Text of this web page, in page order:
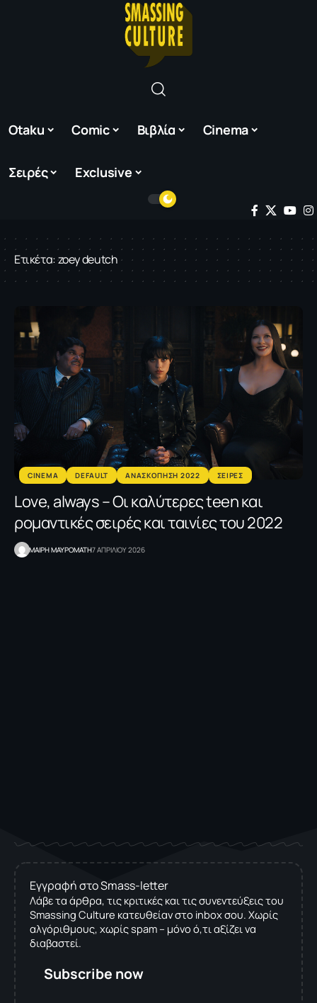
Otaku Comic Βιβλία Cinema
Σειρές Exclusive
Ετικέτα:zoey deutch
CINEMA DEFAULT ΑΝΑΣΚΟΠΗΣΗ 2022 ΣΕΙΡΕΣ
Love, always – Οι καλύτερες teen και
ρομαντικές σειρές και ταινίες του 2022
MΑΙΡΗ ΜΑΥΡΟΜΑΤΗ7 ΑΠΡΙΛΙΟΥ 2026
Εγγραφή στο Smass-letter
Λάβε τα άρθρα, τις κριτικές και τις συνεντεύξεις του
Smassing Culture κατευθείαν στο inbox σου. Χωρίς
αλγόριθμους, χωρίς spam – μόνο ό,τι αξίζει να
διαβαστεί.
Subscribe now